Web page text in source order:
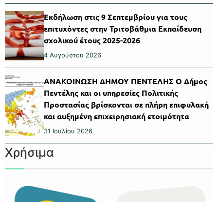
Εκδήλωση στις 9 Σεπτεμβρίου για τους
επιτυχόντες στην Τριτοβάθμια Εκπαίδευση
σχολικού έτους 2025-2026
4 Αυγούστου 2026
ΑΝΑΚΟΙΝΩΣΗ ΔΗΜΟΥ ΠΕΝΤΕΛΗΣ Ο Δήμος
Πεντέλης και οι υπηρεσίες Πολιτικής
Προστασίας βρίσκονται σε πλήρη επιφυλακή
και αυξημένη επιχειρησιακή ετοιμότητα
31 Ιουλίου 2026
Χρήσιμα